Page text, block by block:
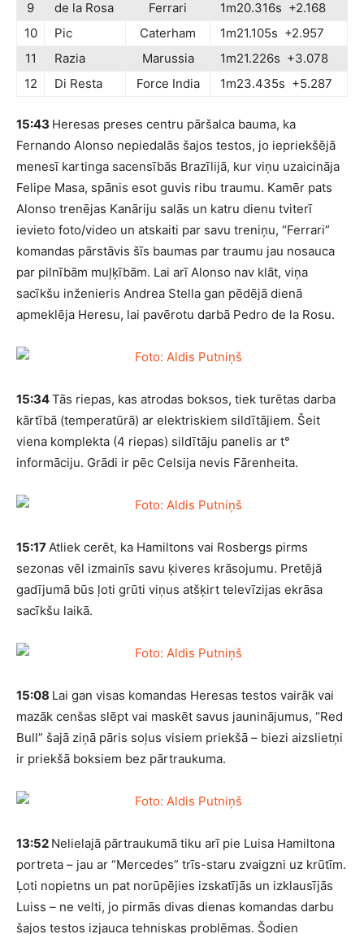
9
de la Rosa Ferrari
1m20.316s +2.168
10
Pic Caterham
1m21.105s +2.957
11
Razia Marussia
1m21.226s +3.078
12
Di Resta Force India 1m23.435s +5.287
15:43 Heresas preses centru pāršalca bauma, ka
Fernando Alonso nepiedalās šajos testos, jo iepriekšējā
menesī kartinga sacensībās Brazīlijā, kur viņu uzaicināja
Felipe Masa, spānis esot guvis ribu traumu. Kamēr pats
Alonso trenējas Kanāriju salās un katru dienu tviterī
ievieto foto/video un atskaiti par savu treniņu, “Ferrari”
komandas pārstāvis šīs baumas par traumu jau nosauca
par pilnībām muļķībām. Lai arī Alonso nav klāt, viņa
sacīkšu inženieris Andrea Stella gan pēdējā dienā
apmeklēja Heresu, lai pavērotu darbā Pedro de la Rosu.
15:34Tās riepas, kas atrodas boksos, tiek turētas darba
kārtībā (temperatūrā) ar elektriskiem sildītājiem. Šeit
viena komplekta (4 riepas) sildītāju panelis ar t°
informāciju. Grādi ir pēc Celsija nevis Fārenheita.
15:17Atliek cerēt, ka Hamiltons vai Rosbergs pirms
sezonas vēl izmainīs savu ķiveres krāsojumu. Pretējā
gadījumā būs ļoti grūti viņus atšķirt televīzijas ekrāsa
sacīkšu laikā.
15:08 Lai gan visas komandas Heresas testos vairāk vai
mazāk cenšas slēpt vai maskēt savus jauninājumus, “Red
Bull” šajā ziņā pāris soļus visiem priekšā – biezi aizslietņi
ir priekšā boksiem bez pārtraukuma.
13:52 Nelielajā pārtraukumā tiku arī pie Luisa Hamiltona
portreta – jau ar “Mercedes” trīs-staru zvaigzni uz krūtīm.
Ļoti nopietns un pat norūpējies izskatījās un izklausījās
Luiss – ne velti, jo pirmās divas dienas komandas darbu
šajos testos izjauca tehniskas problēmas. Šodien